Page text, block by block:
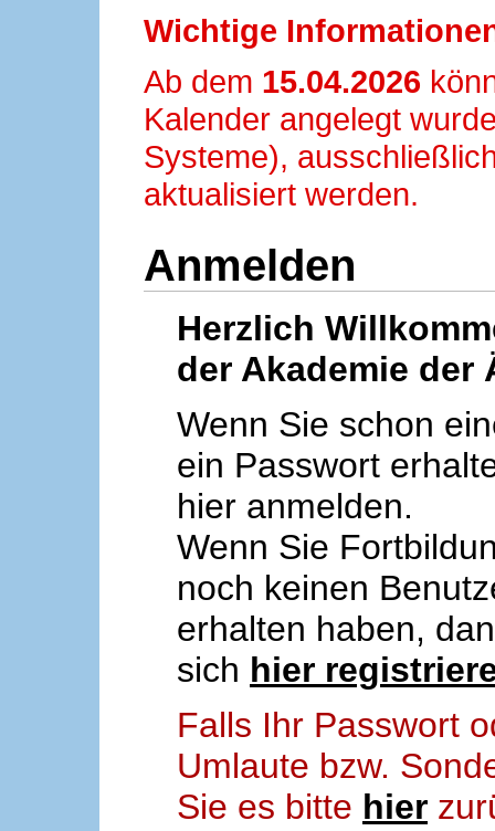
Wichtige
Ab dem 15.04.2026
Kalender angelegt
Systeme),
aktualisiert werden.
Anmelden
Herzlich
der Akademie der
Wenn Sie schon
ein Passwort
hier anmelden.
Wenn Sie
noch keinen
erhalten haben,
sich hier
Falls Ihr Passwort
Umlaute bzw.
Sie es bitte hier